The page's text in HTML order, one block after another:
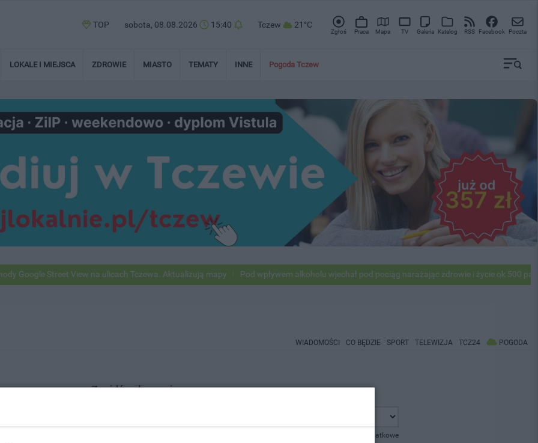
TOP sobota, 08.08.2026 15:40 Tczew 21°C
Zgłoś Praca Mapa TV Galeria Katalog RSS Facebook Poczta
LOKALE I MIEJSCA ZDROWIE MIASTO TEMATY INNE Pogoda Tczew
Google Street View na ulicach Tczewa. Aktualizują mapy Pod wpływem alkoholu wjechał pod pociąg narażając zdrowie i życie ok 500
WIADOMOŚCI CO BĘDZIE SPORT TELEWIZJA TCZ24 POGODA
Znajdź ogłoszenie
pokaż opcje dodatkowe